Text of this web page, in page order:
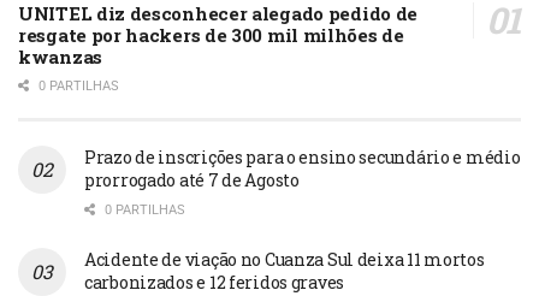
UNITEL diz desconhecer alegado pedido de
resgate por hackers de 300 mil milhões de
kwanzas
0 PARTILHAS
Prazo de inscrições para o ensino secundário e médio
prorrogado até 7 de Agosto
0 PARTILHAS
Acidente de viação no Cuanza Sul deixa 11 mortos
carbonizados e 12 feridos graves